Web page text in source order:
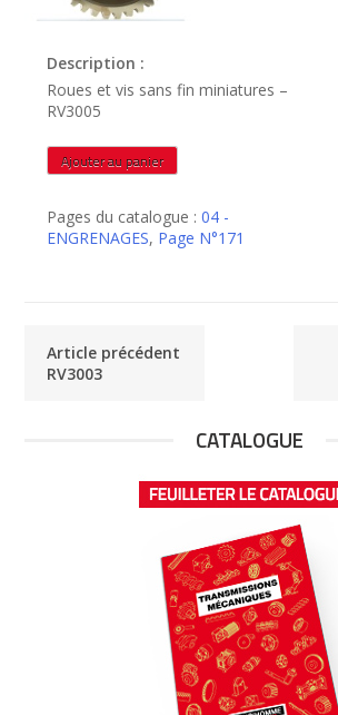
Description :
Roues et vis sans fin miniatures –
RV3005
quantité
de
Ajouter au panier
Pages du catalogue :04 -
ENGRENAGES, Page N°171
Article précédent
RV3003
CATALOGUE